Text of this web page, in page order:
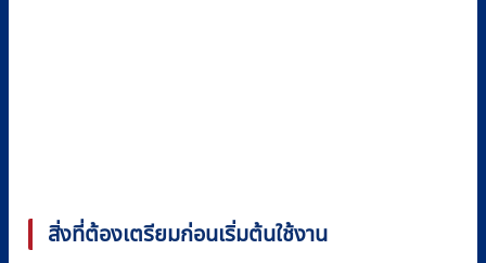
สิ่งที่ต้องเตรียมก่อนเริ่มต้นใช้งาน